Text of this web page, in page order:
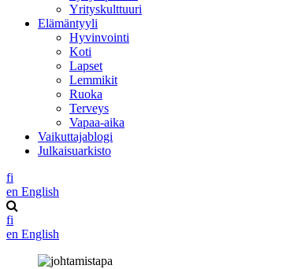
Yrityskulttuuri
Elämäntyyli
Hyvinvointi
Koti
Lapset
Lemmikit
Ruoka
Terveys
Vapaa-aika
Vaikuttajablogi
Julkaisuarkisto
fi
en English
fi
en English